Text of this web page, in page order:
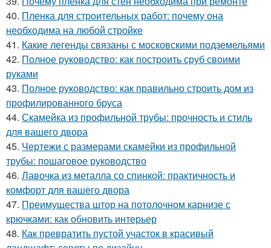
40. Пленка для строительных работ: почему она
необходима на любой стройке
41. Какие легенды связаны с московскими подземельями
42. Полное руководство: как построить сруб своими
руками
43. Полное руководство: как правильно строить дом из
профилированного бруса
44. Скамейка из профильной трубы: прочность и стиль
для вашего двора
45. Чертежи с размерами скамейки из профильной
трубы: пошаговое руководство
46. Лавочка из металла со спинкой: практичность и
комфорт для вашего двора
47. Преимущества штор на потолочном карнизе с
крючками: как обновить интерьер
48. Как превратить пустой участок в красивый